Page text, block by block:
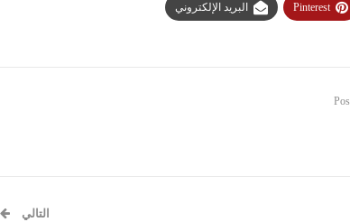
Pinterest البريد الإلكتروني
التالي